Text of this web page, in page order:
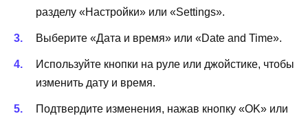
разделу «Настройки» или «Settings».
Выберите «Дата и время» или «Date and Time».
Используйте кнопки на руле или джойстике, чтобы
изменить дату и время.
Подтвердите изменения, нажав кнопку «OK» или